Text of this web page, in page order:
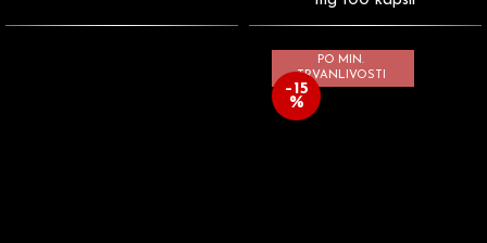
PO MIN.
TRVANLIVOSTI
–15
%